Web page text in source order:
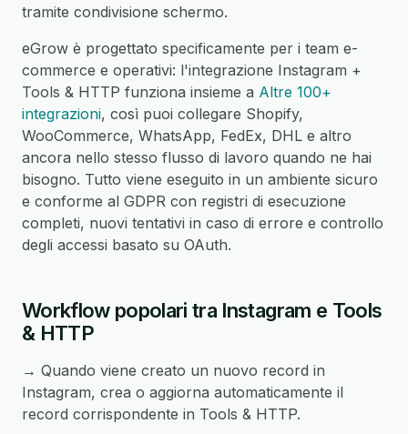
tramite condivisione schermo.
eGrow è progettato specificamente per i team e-
commerce e operativi: l'integrazione Instagram +
Tools & HTTP funziona insieme a Altre 100+
integrazioni, così puoi collegare Shopify,
WooCommerce, WhatsApp, FedEx, DHL e altro
ancora nello stesso flusso di lavoro quando ne hai
bisogno. Tutto viene eseguito in un ambiente sicuro
e conforme al GDPR con registri di esecuzione
completi, nuovi tentativi in caso di errore e controllo
degli accessi basato su OAuth.
Workflow popolari tra Instagram e Tools
& HTTP
→ Quando viene creato un nuovo record in
Instagram, crea o aggiorna automaticamente il
record corrispondente in Tools & HTTP.